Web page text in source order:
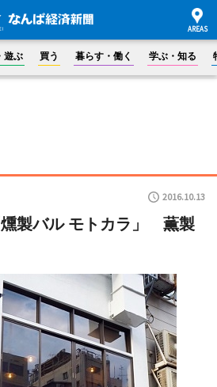
遊ぶ 買う 暮らす・働く 学ぶ・知る
2016.10.13
製バル モトカラ」 薫製